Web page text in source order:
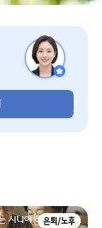
은퇴/노후
시니어 혜택,